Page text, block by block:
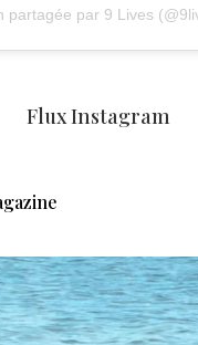
partagée par 9 Lives
Flux Instagram